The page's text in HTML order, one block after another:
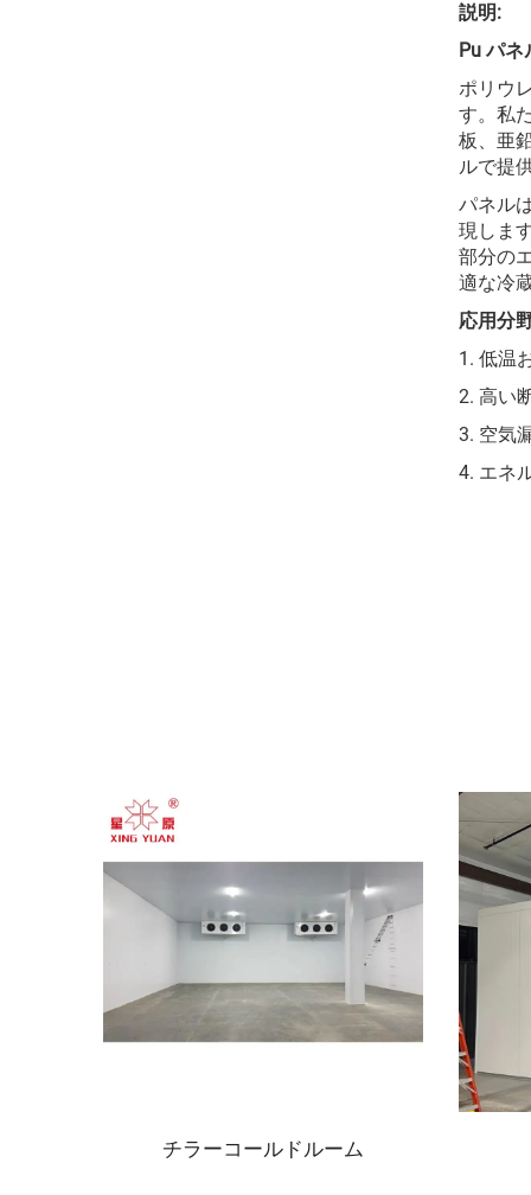
説明:
Pu パネ
ポリウ
す。私
板、亜
ルで提
パネル
現しま
部分の
適な冷
応用分
1. 低温
2. 高い
3. 空気
4. エネ
チラーコールドルーム